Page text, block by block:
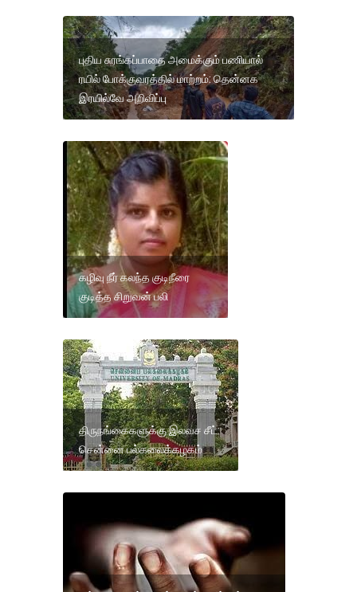
புதிய சுரங்கப்பாதை அமைக்கும் பணியால்
ரயில் போக்குவரத்தில் மாற்றம்: தென்னக
இரயில்வே அறிவிப்பு
கழிவு நீர் கலந்த குடிநீரை
குடித்த சிறுவன் பலி
திருநங்கைகளுக்கு இலவச சீட்:
சென்னை பல்கலைக்கழகம்